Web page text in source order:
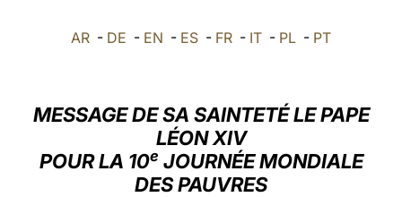
العربيّة
LATINE
AR - DE - EN - ES - FR - IT - PL - PT
MESSAGE DE SA SAINTETÉ LE PAPE
LÉON XIV
POUR LA 10e JOURNÉE MONDIALE
DES PAUVRES